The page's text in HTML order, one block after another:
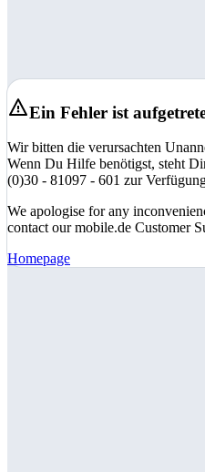
Ein Fehler ist
Wir bitten die verursachten
Wenn Du Hilfe benötigst, steht
(0)30 - 81097 - 601 zur
We apologise for any
contact our mobile.de Customer
Homepage